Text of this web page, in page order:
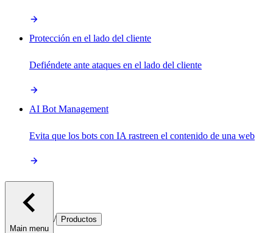
Protección en el lado del cliente
Defiéndete ante ataques en el lado del cliente
AI Bot Management
Evita que los bots con IA rastreen el contenido de una web
Main menu
/ Productos